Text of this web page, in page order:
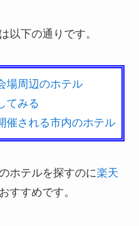
以下の通りです。
場周辺のホテル
てみる
催される市内のホテル
ホテルを探すのに楽天
すすめです。